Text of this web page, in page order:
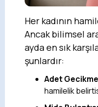
Her kadının
Ancak bilimsel
ayda en sık
şunlardır:
Adet
hamilelik